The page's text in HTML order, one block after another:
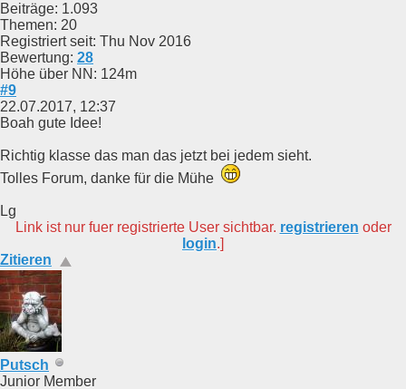
Beiträge: 1.093
Themen: 20
Registriert seit: Thu Nov 2016
Bewertung: 28
Höhe über NN: 124m
#9
22.07.2017, 12:37
Boah gute Idee!
Richtig klasse das man das jetzt bei jedem sieht.
Tolles Forum, danke für die Mühe
Lg
Link ist nur fuer registrierte User sichtbar. registrieren oder
login.]
Zitieren
Putsch
Junior Member